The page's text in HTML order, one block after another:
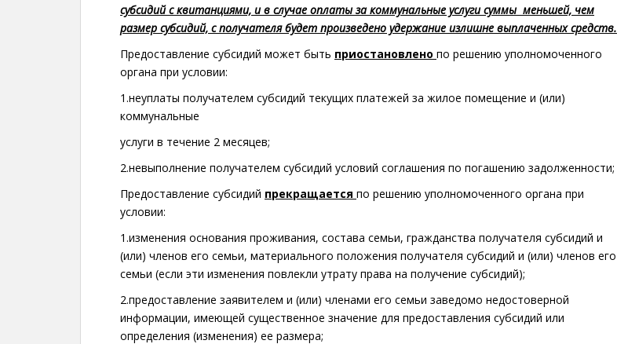
субсидий с квитанциями, и в случае оплаты за коммунальные услуги суммы меньшей, чем
размер субсидий, с получателя будет произведено удержание излишне выплаченных средств.
Предоставление субсидий может быть приостановлено по решению уполномоченного
органа при условии:
1.неуплаты получателем субсидий текущих платежей за жилое помещение и (или)
коммунальные
услуги в течение 2 месяцев;
2.невыполнение получателем субсидий условий соглашения по погашению задолженности;
Предоставление субсидий прекращается по решению уполномоченного органа при
условии:
1.изменения основания проживания, состава семьи, гражданства получателя субсидий и
(или) членов его семьи, материального положения получателя субсидий и (или) членов его
семьи (если эти изменения повлекли утрату права на получение субсидий);
2.предоставление заявителем и (или) членами его семьи заведомо недостоверной
информации, имеющей существенное значение для предоставления субсидий или
определения (изменения) ее размера;